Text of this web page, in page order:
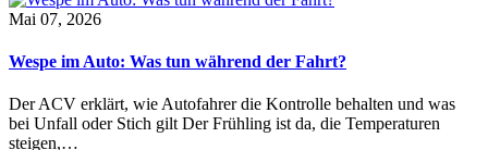
Mai 07, 2026
Wespe im Auto: Was tun während der Fahrt?
Der ACV erklärt, wie Autofahrer die Kontrolle behalten und was
bei Unfall oder Stich gilt Der Frühling ist da, die Temperaturen
steigen,…